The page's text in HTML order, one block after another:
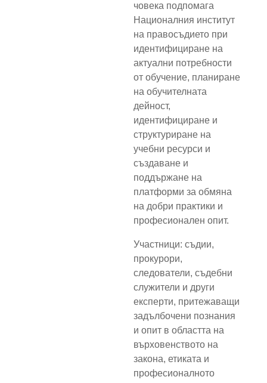
човека подпомага
Националния институт
на правосъдието при
идентифициране на
актуални потребности
от обучение, планиране
на обучителната
дейност,
идентифициране и
структуриране на
учебни ресурси и
създаване и
поддържане на
платформи за обмяна
на добри практики и
професионален опит.
Участници: съдии,
прокурори,
следователи, съдебни
служители и други
експерти, притежаващи
задълбочени познания
и опит в областта на
върховенството на
закона, етиката и
професионалното